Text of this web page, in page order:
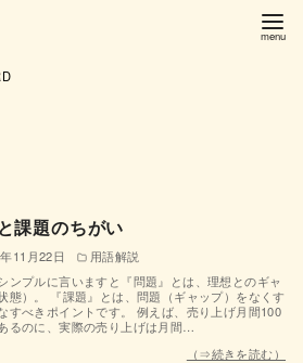
課題のちがい
11月22日
用語解説
ンプルに言いますと『問題』とは、理想とのギャ
態）。 『課題』とは、問題（ギャップ）をなくす
すべきポイントです。 例えば、売り上げ月間100
るのに、実際の売り上げは月間…
（⇒続きを読む）